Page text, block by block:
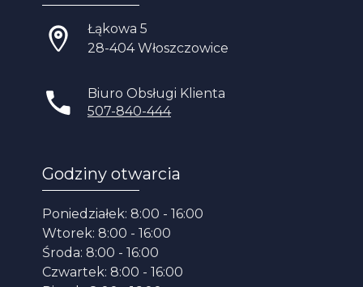
Łąkowa 5
28-404 Włoszczowice
Biuro Obsługi Klienta
507-840-444
Godziny otwarcia
Poniedziałek: 8:00 - 16:00
Wtorek: 8:00 - 16:00
Środa: 8:00 - 16:00
Czwartek: 8:00 - 16:00